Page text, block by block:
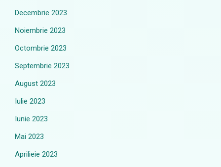
Decembrie 2023
Noiembrie 2023
Octombrie 2023
Septembrie 2023
August 2023
Iulie 2023
Iunie 2023
Mai 2023
Aprilieie 2023